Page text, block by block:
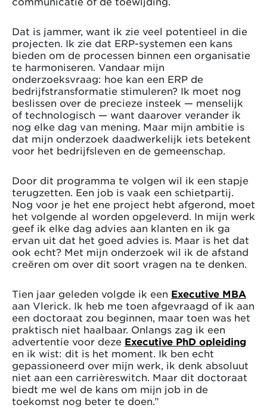
Dat is jammer, want ik zie veel potentieel in die
projecten. Ik zie dat ERP-systemen een kans
bieden om de processen binnen een organisatie
te harmoniseren. Vandaar mijn
onderzoeksvraag: hoe kan een ERP de
bedrijfstransformatie stimuleren? Ik moet nog
beslissen over de precieze insteek — menselijk
of technologisch — want daarover verander ik
nog elke dag van mening. Maar mijn ambitie is
dat mijn onderzoek daadwerkelijk iets betekent
voor het bedrijfsleven en de gemeenschap.
Door dit programma te volgen wil ik een stapje
terugzetten. Een job is vaak een schietpartij.
Nog voor je het ene project hebt afgerond, moet
het volgende al worden opgeleverd. In mijn werk
geef ik elke dag advies aan klanten en ik ga
ervan uit dat het goed advies is. Maar is het dat
ook echt? Met mijn onderzoek wil ik de afstand
creëren om over dit soort vragen na te denken.
Tien jaar geleden volgde ik een Executive MBA
aan Vlerick. Ik heb me toen afgevraagd of ik aan
een doctoraat zou beginnen, maar toen was het
praktisch niet haalbaar. Onlangs zag ik een
advertentie voor deze Executive PhD opleiding
en ik wist: dit is het moment. Ik ben echt
gepassioneerd over mijn werk, ik denk absoluut
niet aan een carrièreswitch. Maar dit doctoraat
biedt me wel de kans om mijn job in de
toekomst nog beter te doen.”